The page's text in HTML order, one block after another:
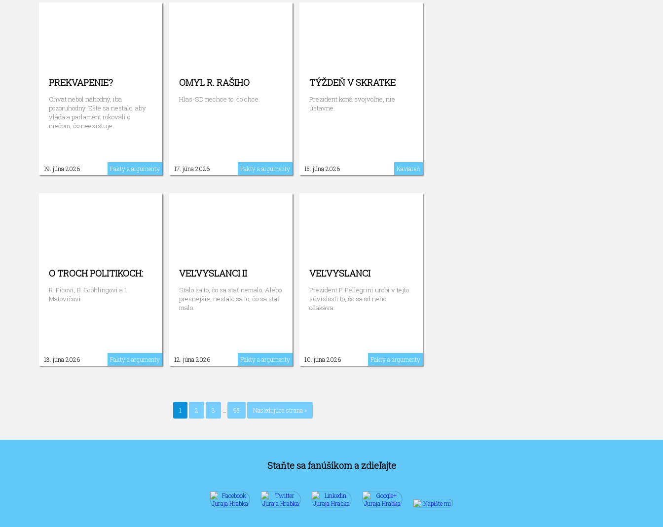
PREKVAPENIE?
Chvat nebol náhodný, iba
pozoruhodný. Ešte sa nestalo, aby
vláda a parlament rokovali o
niečom, čo neexistuje.
19. júna 2026 Fakty a argumenty
OMYL R. RAŠIHO
Hlas-SD nechce to, čo chce.
17. júna 2026 Fakty a argumenty
TÝŽDEŇ V SKRATKE
Prezident koná svojvoľne, nie
ústavne.
15. júna 2026 Kaviareň
O TROCH POLITIKOCH:
R. Ficovi, B. Gröhlingovi a I.
Matovičovi
13. júna 2026 Fakty a argumenty
VEĽVYSLANCI II
Stalo sa to, čo sa stať nemalo. Alebo
presnejšie, nestalo sa to, čo sa stať
malo.
12. júna 2026 Fakty a argumenty
VEĽVYSLANCI
Prezident P. Pellegrini urobí v tejto
súvislosti to, čo sa od neho
očakáva.
10. júna 2026 Fakty a argumenty
1 2 3 95 Nasledujúca strana »
Staňte sa fanúšikom a zdieľajte